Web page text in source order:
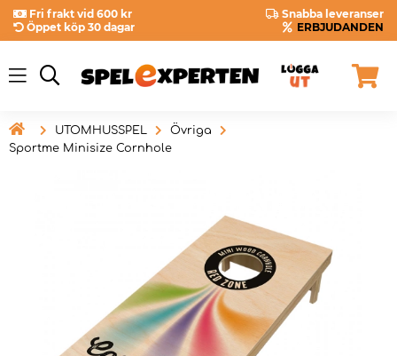
Fri frakt vid 600 kr
Snabba leveranser
Öppet köp 30 dagar
ERBJUDANDEN
 UTOMHUSSPEL
Övriga
Sportme Minisize Cornhole